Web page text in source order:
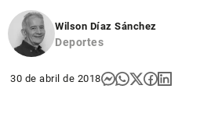
Wilson Díaz Sánchez
Deportes
30 de abril de 2018